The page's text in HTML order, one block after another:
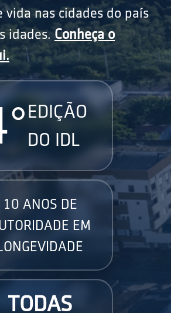
vida nas cidades do país
idades.Conheça o
EDIÇÃO
DO IDL
10 ANOS DE
EM
TODAS